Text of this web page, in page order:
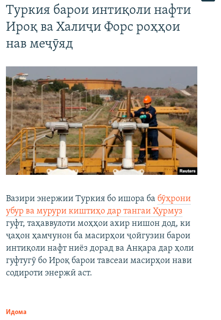
Туркия барои интиқоли нафти
Ироқ ва Халиҷи Форс роҳҳои
нав меҷӯяд
Вазири энержии Туркия бо ишора ба бӯҳрони
убур ва мурури киштиҳо дар тангаи Ҳурмуз
гуфт, таҳаввулоти моҳҳои ахир нишон дод, ки
ҷаҳон ҳамчунон ба масирҳои ҷойгузин барои
интиқоли нафт ниёз дорад ва Анқара дар ҳоли
гуфтугӯ бо Ироқ барои тавсеаи масирҳои нави
содироти энержӣ аст.
Идома